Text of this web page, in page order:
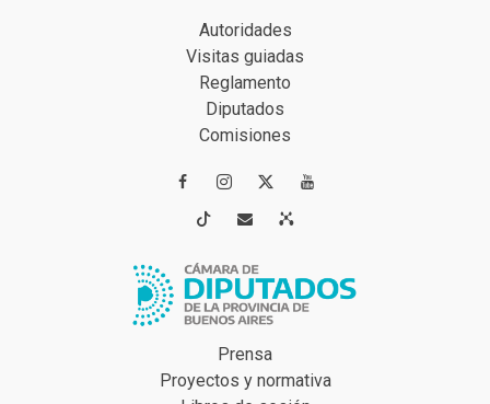
Autoridades
Visitas guiadas
Reglamento
Diputados
Comisiones
 
 
Prensa
Proyectos y normativa